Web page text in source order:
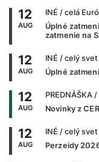
12
AUG
INÉ / celá
Úplné
zatmenie na
12
AUG
INÉ / celý svet
Úplné
12
AUG
PREDNÁŠKA /
Novinky z
12
AUG
INÉ / celý svet
Perzeidy